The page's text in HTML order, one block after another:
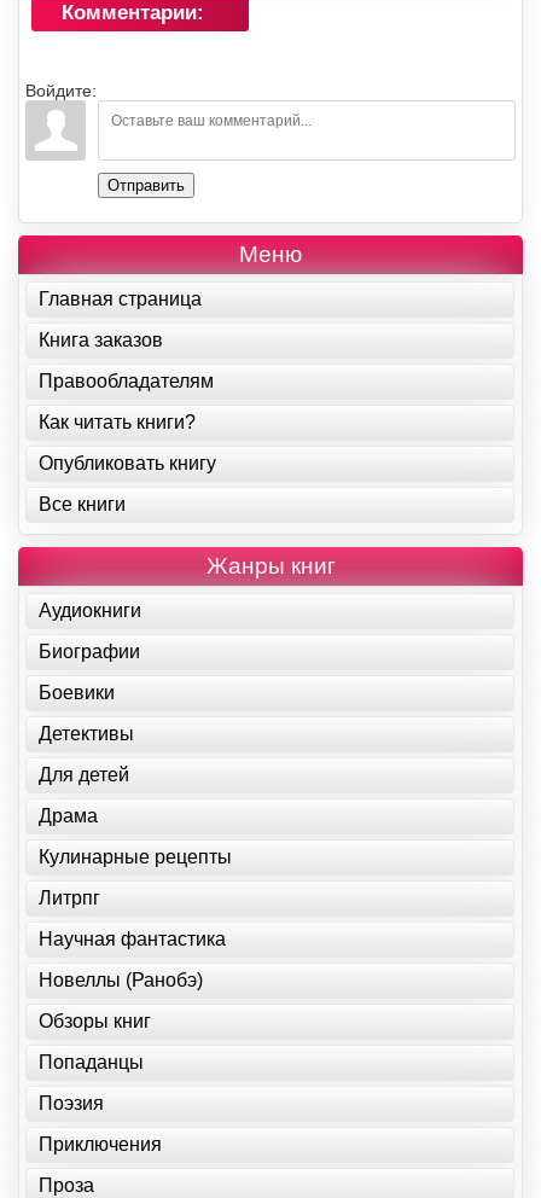
Комментарии:
Войдите:
Отправить
Меню
Главная страница
Книга заказов
Правообладателям
Как читать книги?
Опубликовать книгу
Все книги
Жанры книг
Аудиокниги
Биографии
Боевики
Детективы
Для детей
Драма
Кулинарные рецепты
Литрпг
Научная фантастика
Новеллы (Ранобэ)
Обзоры книг
Попаданцы
Поэзия
Приключения
Проза